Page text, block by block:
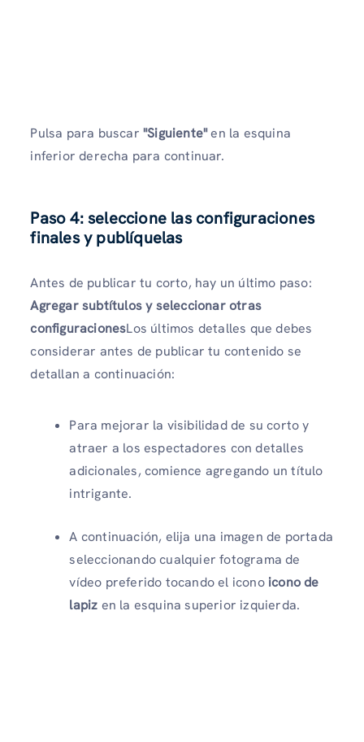
Pulsa para buscar "Siguiente"en la esquina
inferior derecha para continuar.
Paso 4: seleccione las configuraciones
finales y publíquelas
Antes de publicar tu corto, hay un último paso:
Agregar subtítulos y seleccionar otras
configuracionesLos últimos detalles que debes
considerar antes de publicar tu contenido se
detallan a continuación:
Para mejorar la visibilidad de su corto y
atraer a los espectadores con detalles
adicionales, comience agregando un título
intrigante.
A continuación, elija una imagen de portada
seleccionando cualquier fotograma de
vídeo preferido tocando el icono icono de
lapiz en la esquina superior izquierda.